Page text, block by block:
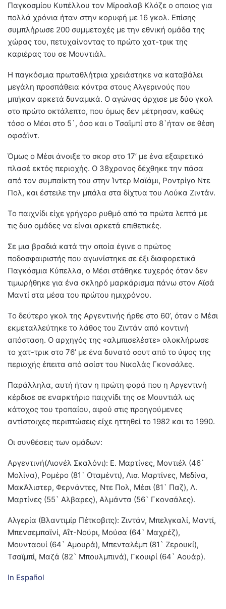
Παγκοσμίου Κυπέλλου τον Μίροσλαβ Κλόζε ο οποιος για
πολλά χρόνια ήταν στην κορυφή με 16 γκολ. Επίσης
συμπλήρωσε 200 συμμετοχές με την εθνική ομάδα της
χώρας του, πετυχαίνοντας το πρώτο χατ-τρικ της
καριέρας του σε Μουντιάλ.
Η παγκόσμια πρωταθλήτρια χρειάστηκε να καταβάλει
μεγάλη προσπάθεια κόντρα στους Αλγερινούς που
μπήκαν αρκετά δυναμικά. Ο αγώνας άρχισε με δύο γκολ
στο πρώτο οκτάλεπτο, που όμως δεν μέτρησαν, καθώς
τόσο ο Μέσι στο 5`, όσο και ο Τσαϊμπί στο 8`ήταν σε θέση
οφσάϊντ.
Όμως ο Μέσι άνοιξε το σκορ στο 17’ με ένα εξαιρετικό
πλασέ εκτός περιοχής. Ο 38χρονος δέχθηκε την πάσα
από τον συμπαίκτη του στην Ίντερ Μαϊάμι, Ροντρίγο Ντε
Πολ, και έστειλε την μπάλα στα δίχτυα του Λούκα Ζιντάν.
Το παιχνίδι είχε γρήγορο ρυθμό από τα πρώτα λεπτά με
τις δυο ομάδες να είναι αρκετά επιθετικές.
Σε μια βραδιά κατά την οποία έγινε ο πρώτος
ποδοσφαιριστής που αγωνίστηκε σε έξι διαφορετικά
Παγκόσμια Κύπελλα, ο Μέσι στάθηκε τυχερός όταν δεν
τιμωρήθηκε για ένα σκληρό μαρκάρισμα πάνω στον Αϊσά
Μαντί στα μέσα του πρώτου ημιχρόνου.
Το δεύτερο γκολ της Αργεντινής ήρθε στο 60’, όταν ο Μέσι
εκμεταλλεύτηκε το λάθος του Ζιντάν από κοντινή
απόσταση. Ο αρχηγός της «αλμπισελέστε» ολοκλήρωσε
το χατ-τρικ στο 76’ με ένα δυνατό σουτ από το ύψος της
περιοχής έπειτα από ασίστ του Νικολάς Γκονσάλες.
Παράλληλα, αυτή ήταν η πρώτη φορά που η Αργεντινή
κέρδισε σε εναρκτήριο παιχνίδι της σε Μουντιάλ ως
κάτοχος του τροπαίου, αφού στις προηγούμενες
αντίστοιχες περιπτώσεις είχε ηττηθεί το 1982 και το 1990.
Οι συνθέσεις των ομάδων:
Αργεντινή(Λιονέλ Σκαλόνι): Ε. Μαρτίνες, Μοντιέλ (46`
Μολίνα), Ρομέρο (81` Οταμέντι), Λισ. Μαρτίνες, Μεδίνα,
ΜακΆλιστερ, Φερνάντες, Ντε Πολ, Μέσι (81` Παζ), Λ.
Μαρτίνες (55` Αλβαρες), Αλμάντα (56` Γκονσάλες).
Αλγερία (Βλαντιμίρ Πέτκοβιτς): Ζιντάν, Μπελγκαλί, Μαντί,
Μπενσεμπαϊνί, Αΐτ-Νούρι, Μούσα (64` Μαχρέζ),
Μουνταουί (64` Αμουρά), Μπενταλέμπ (81` Ζερουκί),
Τσαϊμπί, Μαζά (82` Μπουλμπινά), Γκουιρί (64` Αουάρ).
In Español